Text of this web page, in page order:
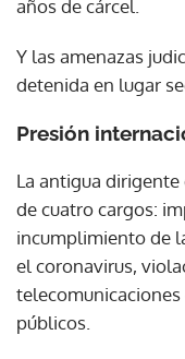
años de cárcel.
Y las amenazas
detenida en lugar
Presión
La antigua dirigente
de cuatro cargos:
incumplimiento de
el coronavirus,
públicos.